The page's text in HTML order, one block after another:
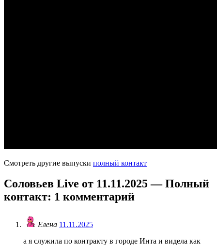
Смотреть другие выпуски полный контакт
Соловьев Live от 11.11.2025 — Полный
контакт: 1 комментарий
Елена 11.11.2025
а я служила по контракту в городе Инта и видела как